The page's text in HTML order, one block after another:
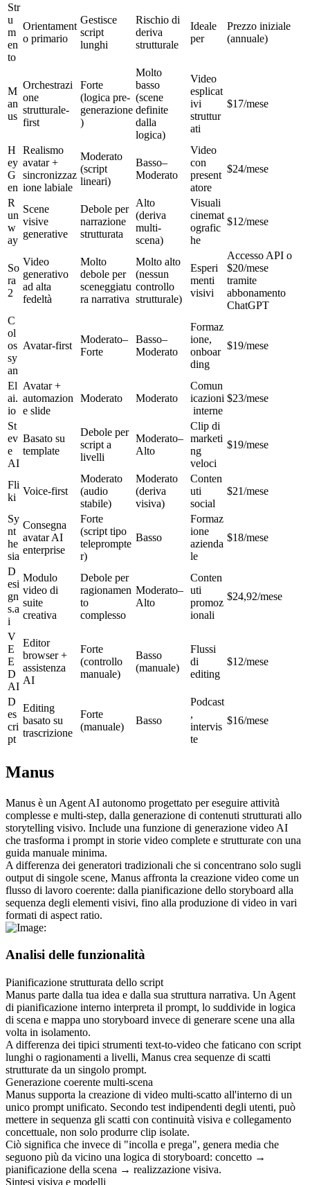
Str
u
m
en
to
Orientament
o primario
Gestisce
script
lunghi
Rischio di
deriva
strutturale
Ideale
per
Prezzo iniziale
(annuale)
M
an
us
Orchestrazi
one
strutturale-
first
Forte
(logica pre-
generazione
)
Molto
basso
(scene
definite
dalla
logica)
Video
esplicat
ivi
struttur
ati
$17/mese
H
ey
G
en
Realismo
avatar +
sincronizzaz
ione labiale
Moderato
(script
lineari)
Basso–
Moderato
Video
con
present
atore
$24/mese
R
un
w
ay
Scene
visive
generative
Debole per
narrazione
strutturata
Alto
(deriva
multi-
scena)
Visuali
cinemat
ografic
he
$12/mese
So
ra
2
Video
generativo
ad alta
fedeltà
Molto
debole per
sceneggiatu
ra narrativa
Molto alto
(nessun
controllo
strutturale)
Esperi
menti
visivi
Accesso API o
$20/mese
tramite
abbonamento
ChatGPT
C
ol
os
sy
an
Avatar-first
Moderato–
Forte
Basso–
Moderato
Formaz
ione,
onboar
ding
$19/mese
El
ai.
io
Avatar +
automazion
e slide
Moderato Moderato
Comun
icazioni
interne
$23/mese
St
ev
e
AI
Basato su
template
Debole per
script a
livelli
Moderato–
Alto
Clip di
marketi
ng
veloci
$19/mese
Fli
ki
Voice-first
Moderato
(audio
stabile)
Moderato
(deriva
visiva)
Conten
uti
social
$21/mese
Sy
nt
he
sia
Consegna
avatar AI
enterprise
Forte
(script tipo
teleprompte
r)
Basso
Formaz
ione
azienda
le
$18/mese
D
esi
gn
s.a
i
Modulo
video di
suite
creativa
Debole per
ragionamen
to
complesso
Moderato–
Alto
Conten
uti
promoz
ionali
$24,92/mese
V
E
E
D
AI
Editor
browser +
assistenza
AI
Forte
(controllo
manuale)
Basso
(manuale)
Flussi
di
editing
$12/mese
D
es
cri
pt
Editing
basato su
trascrizione
Forte
(manuale)
Basso
Podcast
,
intervis
te
$16/mese
Manus
Manus è un Agent AI autonomo progettato per eseguire attività
complesse e multi-step, dalla generazione di contenuti strutturati allo
storytelling visivo. Include una funzione di generazione video AI
che trasforma i prompt in storie video complete e strutturate con una
guida manuale minima.
A differenza dei generatori tradizionali che si concentrano solo sugli
output di singole scene, Manus affronta la creazione video come un
flusso di lavoro coerente: dalla pianificazione dello storyboard alla
sequenza degli elementi visivi, fino alla produzione di video in vari
formati di aspect ratio.
Analisi delle funzionalità
Pianificazione strutturata dello script
Manus parte dalla tua idea e dalla sua struttura narrativa. Un Agent
di pianificazione interno interpreta il prompt, lo suddivide in logica
di scena e mappa uno storyboard invece di generare scene una alla
volta in isolamento.
A differenza dei tipici strumenti text-to-video che faticano con script
lunghi o ragionamenti a livelli, Manus crea sequenze di scatti
strutturate da un singolo prompt.
Generazione coerente multi-scena
Manus supporta la creazione di video multi-scatto all'interno di un
unico prompt unificato. Secondo test indipendenti degli utenti, può
mettere in sequenza gli scatti con continuità visiva e collegamento
concettuale, non solo produrre clip isolate.
Ciò significa che invece di "incolla e prega", genera media che
seguono più da vicino una logica di storyboard: concetto →
pianificazione della scena → realizzazione visiva.
Sintesi visiva e modelli